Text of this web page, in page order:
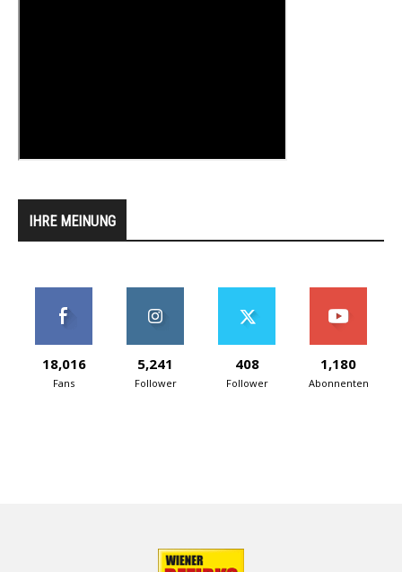
IHRE MEINUNG
18,016
Fans
5,241
Follower
408
Follower
1,180
Abonnenten